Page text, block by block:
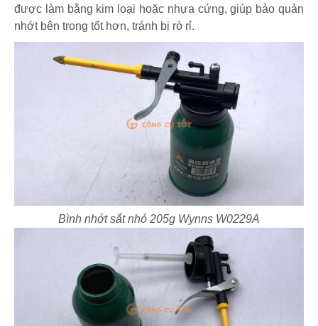
được làm bằng kim loại hoặc nhựa cứng, giúp bảo quản
nhớt bên trong tốt hơn, tránh bị rò rỉ.
Bình nhớt sắt nhỏ 205g Wynns W0229A